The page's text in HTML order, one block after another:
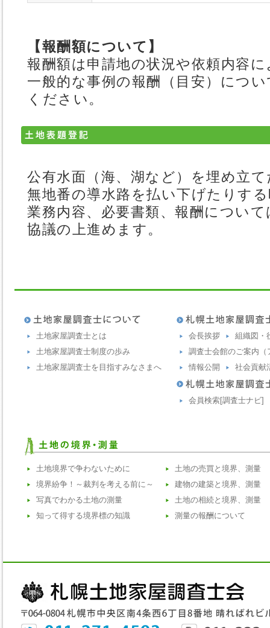
【報酬額について】
報酬額は申請地の状況や依頼内容
一般的な事例の報酬（目安）につ
ください。
公有水面（海、湖など）を埋め立
無地番の導水路を払い下げたりす
業務内容、必要書類、報酬につい
協議の上進めます。
土地家屋調査士とは
土地家屋調査士制度の歩み
土地家屋調査士を目指すみなさまへ
会長挨拶
組織図・
調査士会館のご案内（
情報公開
社会貢献
会員検索[調査士ナビ]
土地境界で争わないために
境界紛争！～裁判を考える前に～
写真でわかる土地の測量
知って得する境界標の知識
土地の売買と境界、測量
建物の建築と境界、測量
土地の相続と境界、測量
測量の報酬について